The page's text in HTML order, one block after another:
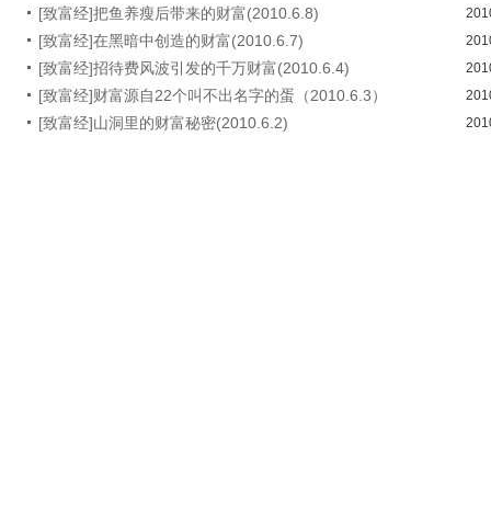
[致富经]把鱼养瘦后带来的财富(2010.6.8)
[致富经]在黑暗中创造的财富(2010.6.7)
[致富经]招待费风波引发的千万财富(2010.6.4)
[致富经]财富源自22个叫不出名字的蛋（2010.6.3）
[致富经]山洞里的财富秘密(2010.6.2)